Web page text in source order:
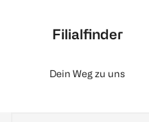
Filialfinder
Dein Weg zu uns